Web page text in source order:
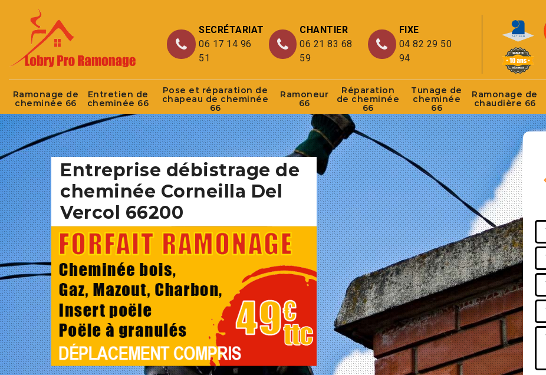
SECRÉTARIAT
06 17 14 96
51
CHANTIER
06 21 83 68
59
FIXE
04 82 29 50
94
Ramonage de
cheminée 66
Entretien de
cheminée 66
Pose et réparation de
chapeau de cheminée
66
Ramoneur
66
Réparation
de cheminée
66
Tunage de
cheminée
66
Ramonage de
chaudière 66
Entreprise débistrage de
cheminée Corneilla Del
Vercol 66200